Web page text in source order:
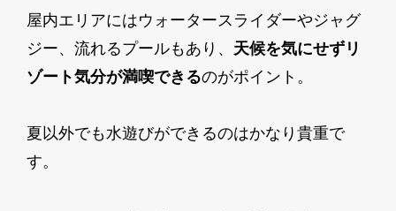
屋内エリアにはウォータースライダーやジャグ
ジー、流れるプールもあり、 天候を気にせずリ
ゾート気分が満喫できるのがポイント。
夏以外でも水遊びができるのはかなり貴重で
す。